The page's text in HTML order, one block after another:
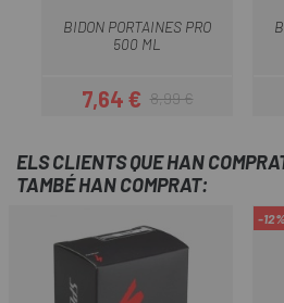
BIDON PORTAINES PRO
500 ML
Preu
7,64 €Preu regular
8,99 €
ELS CLIENTS QUE HAN
TAMBÉ HAN COMPRAT:
-12%